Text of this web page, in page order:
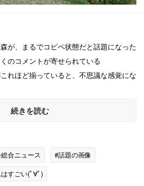
が、まるでコピペ状態だと話題になった
のコメントが寄せられている
れほど揃っていると、不思議な感覚にな
続きを読む
合ニュース
#話題の画像
すごい(ﾟ∀ﾟ)